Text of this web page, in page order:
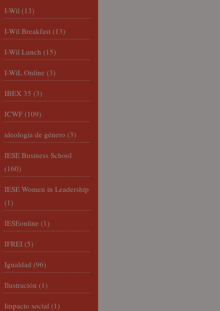
I-Wil (13)
I-Wil Breakfast (13)
I-Wil Lunch (15)
I-WiL Online (3)
IBEX 35 (3)
ICWF (109)
ideología de género (3)
IESE Business School
(160)
IESE Women in Leadership
(1)
IESEonline (1)
IFREI (5)
Igualdad (96)
Ilustración (1)
Impacto social (1)